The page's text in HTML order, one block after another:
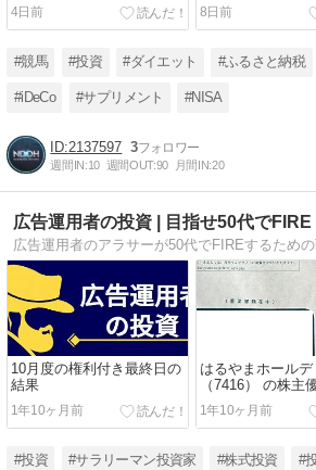
4日前 8日前
#競馬 #投資 #ダイエット #ふるさと納税
#iDeCo #サプリメント #NISA
2137597 3
週間IN:10 週間OUT:90 月間IN:20
広告運用者の投資 | 目指せ50代でFIRE
広告運用者のアラサーが50代でFIREするため
10月度の権利付き最終日の
結果
1年10ヶ月前
はるやまホールデ
（7416） の株主
引券＆贈呈券が到
1年10ヶ月前
#投資 #サラリーマン投資家 #株式投資 #